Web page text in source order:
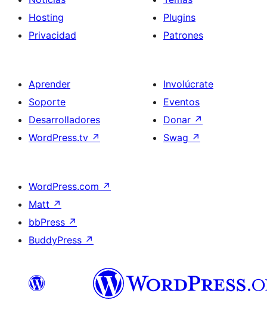
Hosting
Privacidad
Plugins
Patrones
Aprender
Soporte
Desarrolladores
WordPress.tv ↗
Involúcrate
Eventos
Donar ↗
Swag ↗
WordPress.com ↗
Matt ↗
bbPress ↗
BuddyPress ↗